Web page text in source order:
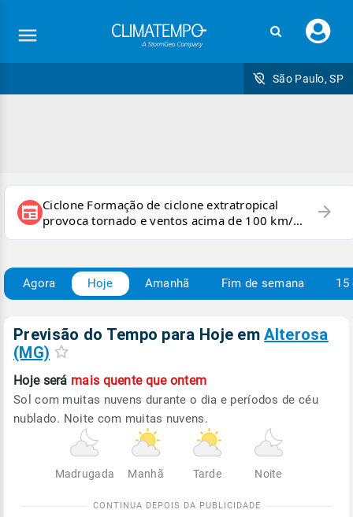
seu
São Paulo, SP
newspaper Ciclone Formação de ciclone extratropical
provoca tornado e ventos acima de 100 km/h
no RS
arrow_forward
Agora Hoje Amanhã Fim de semana 15
Previsão do Tempo para Hoje emAlterosa
(MG)
Hoje será mais quente que ontem
Sol com muitas nuvens durante o dia e períodos de céu
nublado. Noite com muitas nuvens.
Madrugada Manhã Tarde Noite